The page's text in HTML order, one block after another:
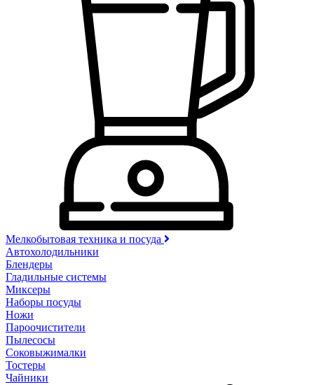
Мелкобытовая техника и посуда
Автохолодильники
Блендеры
Гладильные системы
Миксеры
Наборы посуды
Ножи
Пароочистители
Пылесосы
Соковыжималки
Тостеры
Чайники